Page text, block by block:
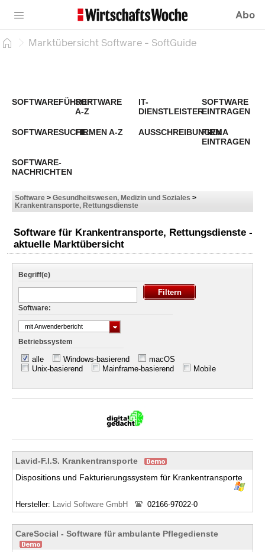
Abo
Marktübersicht Software - SoftGuide
SOFTWAREFÜHRERSOFTWARE
A-Z
IT-
DIENSTLEISTER
SOFTWARE
EINTRAGEN
SOFTWARESUCHEFIRMEN A-Z AUSSCHREIBUNGEN
FIRMA
EINTRAGEN
SOFTWARE-
NACHRICHTEN
Software > Gesundheitswesen, Medizin und Soziales >
Krankentransporte, Rettungsdienste
Software für Krankentransporte, Rettungsdienste -
aktuelle Marktübersicht
Begriff(e)
Software:
mit Anwenderbericht
Betriebssystem
alle Windows-basierend
macOS
Unix-basierend
Mainframe-basierend Mobile
Lavid-F.I.S. Krankentransporte
Dispositions und Fakturierungssystem für Krankentransporte
Hersteller: Lavid Software GmbH 02166-97022-0
CareSocial - Software für ambulante Pflegedienste